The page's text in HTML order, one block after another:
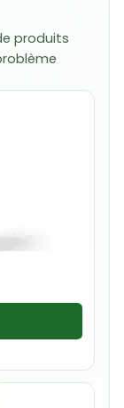
produits